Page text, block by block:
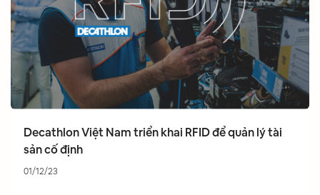
Decathlon Việt Nam triển khai RFID để quản lý tài
sản cố định
01/12/23